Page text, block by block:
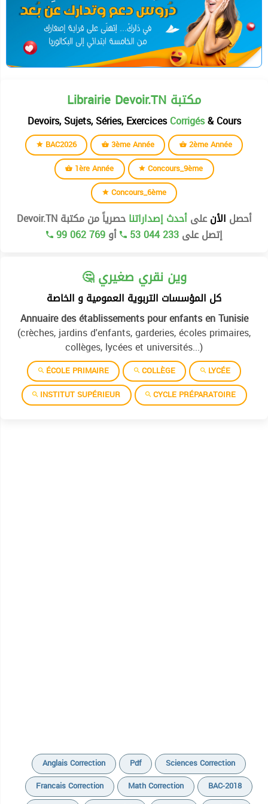
Librairie Devoir.TN مكتبة
Devoirs, Sujets, Séries, ExercicesCorrigés& Cours
BAC2026 3ème Année
2ème Année
1ère Année
Concours_9ème
Concours_6ème
أحصل الأنعلىأحدث إصداراتناحصرياً من مكتبة Devoir.TN
إتصل على53 044 233 أو99 062 769
🤔 وين نقري صغيري
كل المؤسسات التربوية العمومية و الخاصة
Annuaire des établissements pour enfants en Tunisie
(crèches, jardins d'enfants, garderies, écoles primaires,
collèges, lycées et universités...)
ÉCOLE PRIMAIRE COLLÈGE
LYCÉE
INSTITUT SUPÉRIEUR
CYCLE PRÉPARATOIRE
Anglais Correction Pdf
Sciences Correction
Francais Correction
Math Correction
BAC-2018